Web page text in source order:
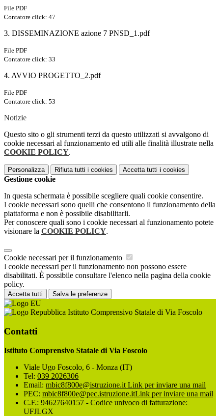
File PDF
Contatore click: 47
3. DISSEMINAZIONE azione 7 PNSD_1.pdf
File PDF
Contatore click: 33
4. AVVIO PROGETTO_2.pdf
File PDF
Contatore click: 53
Notizie
Questo sito o gli strumenti terzi da questo utilizzati si avvalgono di
cookie necessari al funzionamento ed utili alle finalità illustrate nella
COOKIE POLICY.
Personalizza Rifiuta tutti i cookies Accetta tutti i cookies
Gestione cookie
In questa schermata è possibile scegliere quali cookie consentire.
I cookie necessari sono quelli che consentono il funzionamento della
piattaforma e non è possibile disabilitarli.
Per conoscere quali sono i cookie necessari al funzionamento potete
visionare la COOKIE POLICY.
Cookie necessari per il funzionamento
I cookie necessari per il funzionamento non possono essere
disabilitati. È possibile consultare l'elenco nella pagina della cookie
policy.
Accetta tutti Salva le preferenze
Istituto Comprensivo Statale di Via Foscolo
Contatti
Istituto Comprensivo Statale di Via Foscolo
Viale Ugo Foscolo, 6 - Monza (IT)
Tel: 039 2026306
Email: mbic8f800e@istruzione.it Link per inviare una mail
PEC: mbic8f800e@pec.istruzione.itLink per inviare una mail
C.F.: 94627640157 - Codice univoco di fatturazione:
UFJLGX